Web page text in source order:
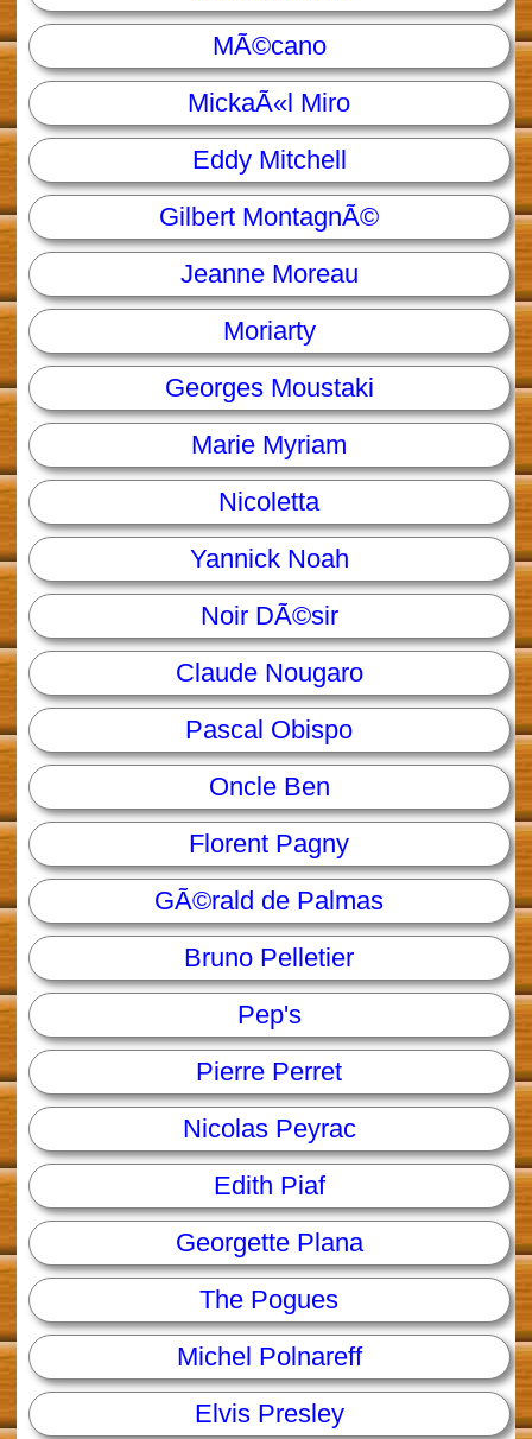
MÃ©cano
MickaÃ«l Miro
Eddy Mitchell
Gilbert MontagnÃ©
Jeanne Moreau
Moriarty
Georges Moustaki
Marie Myriam
Nicoletta
Yannick Noah
Noir DÃ©sir
Claude Nougaro
Pascal Obispo
Oncle Ben
Florent Pagny
GÃ©rald de Palmas
Bruno Pelletier
Pep's
Pierre Perret
Nicolas Peyrac
Edith Piaf
Georgette Plana
The Pogues
Michel Polnareff
Elvis Presley